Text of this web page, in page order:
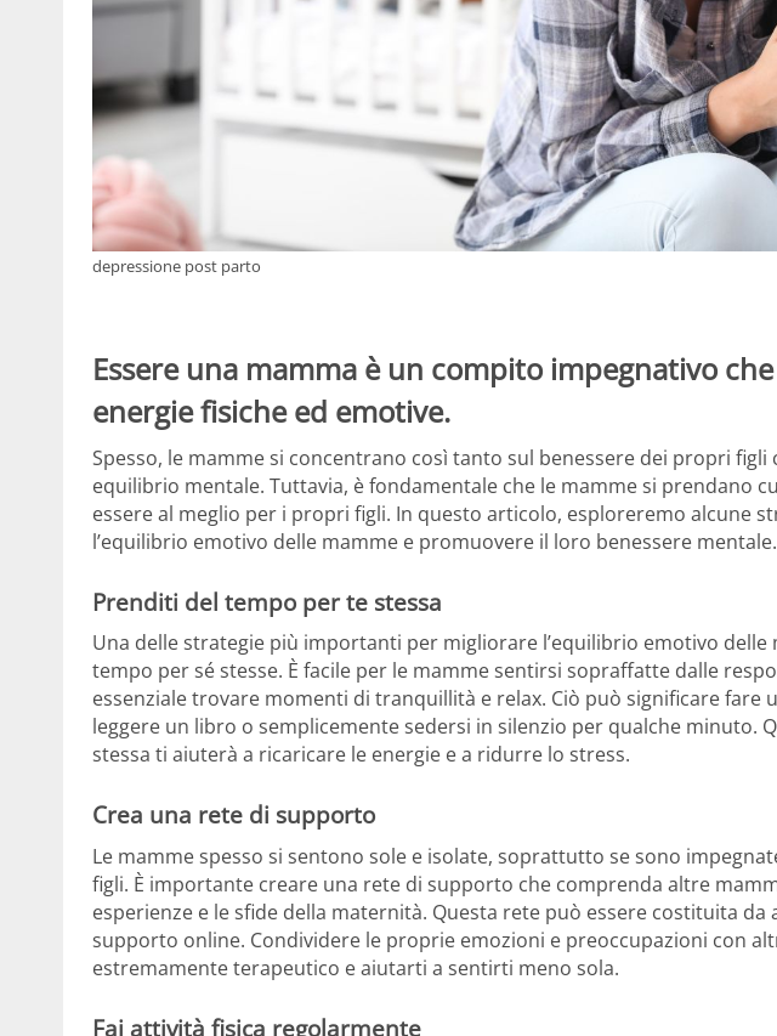
depressione post parto
Essere una mamma è un compito impegnativo
energie fisiche ed emotive.
Spesso, le mamme si concentrano così tanto sul benessere dei propri
equilibrio mentale. Tuttavia, è fondamentale che le mamme si prendano
essere al meglio per i propri figli. In questo articolo, esploreremo alcune
l’equilibrio emotivo delle mamme e promuovere il loro benessere mentale.
Prenditi del tempo per te stessa
Una delle strategie più importanti per migliorare l’equilibrio emotivo delle
tempo per sé stesse. È facile per le mamme sentirsi sopraffatte dalle
essenziale trovare momenti di tranquillità e relax. Ciò può significare fare
leggere un libro o semplicemente sedersi in silenzio per qualche minuto.
stessa ti aiuterà a ricaricare le energie e a ridurre lo stress.
Crea una rete di supporto
Le mamme spesso si sentono sole e isolate, soprattutto se sono
figli. È importante creare una rete di supporto che comprenda altre
esperienze e le sfide della maternità. Questa rete può essere costituita
supporto online. Condividere le proprie emozioni e preoccupazioni con
estremamente terapeutico e aiutarti a sentirti meno sola.
Fai attività fisica regolarmente